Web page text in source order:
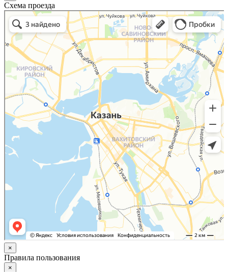
Схема проезда
Казань
Малый Татарский переулок, 8 на карте Москвы, ближайшее метро Новокузнецкая —
Яндекс.Карты
×
Правила пользования
×